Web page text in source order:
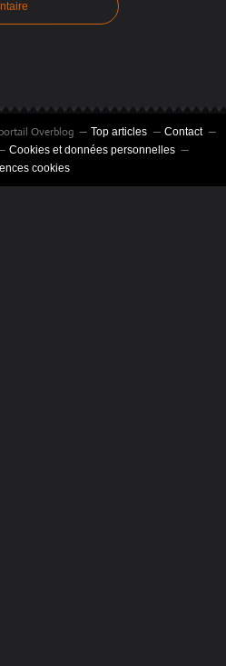
Overblog Top articles
Contact
Cookies et données personnelles
cookies